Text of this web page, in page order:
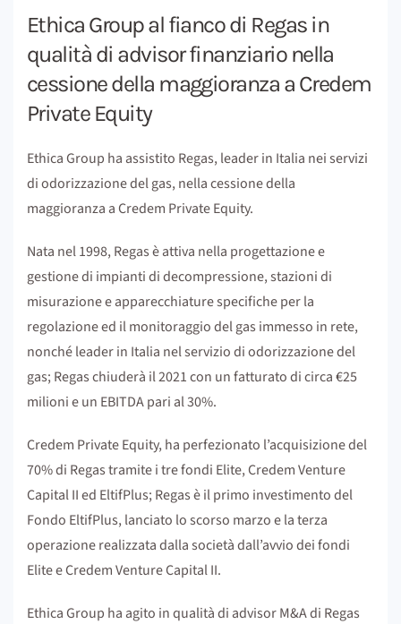
Ethica Group al fianco di Regas in
qualità di advisor finanziario nella
cessione della maggioranza a Credem
Private Equity
Ethica Group ha assistito Regas, leader in Italia nei servizi
di odorizzazione del gas, nella cessione della
maggioranza a Credem Private Equity.
Nata nel 1998, Regas è attiva nella progettazione e
gestione di impianti di decompressione, stazioni di
misurazione e apparecchiature specifiche per la
regolazione ed il monitoraggio del gas immesso in rete,
nonché leader in Italia nel servizio di odorizzazione del
gas; Regas chiuderà il 2021 con un fatturato di circa €25
milioni e un EBITDA pari al 30%.
Credem Private Equity, ha perfezionato l’acquisizione del
70% di Regas tramite i tre fondi Elite, Credem Venture
Capital II ed EltifPlus; Regas è il primo investimento del
Fondo EltifPlus, lanciato lo scorso marzo e la terza
operazione realizzata dalla società dall’avvio dei fondi
Elite e Credem Venture Capital II.
Ethica Group ha agito in qualità di advisor M&A di Regas